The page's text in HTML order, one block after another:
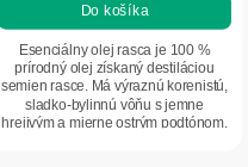
Do košíka
Esenciálny olej rasca je 100 %
prírodný olej získaný destiláciou
semien rasce. Má výraznú korenistú,
sladko-bylinnú vôňu s jemne
hrejivým a mierne ostrým podtónom.